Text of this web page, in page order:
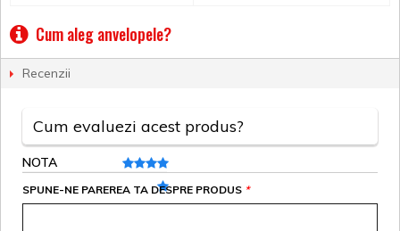
Cum aleg anvelopele?
Recenzii
Cum evaluezi acest produs?
NOTA
*
SPUNE-NE PAREREA TA DESPRE PRODUS